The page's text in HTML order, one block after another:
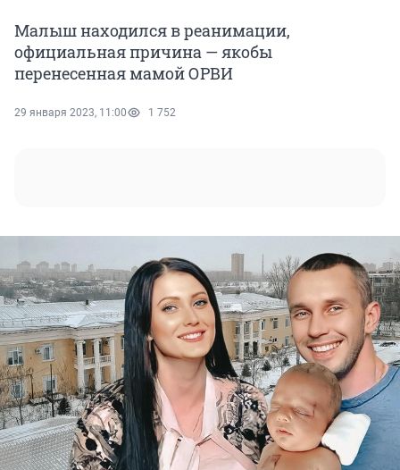
Малыш находился в реанимации,
официальная причина — якобы
перенесенная мамой ОРВИ
29 января 2023, 11:00 1 752